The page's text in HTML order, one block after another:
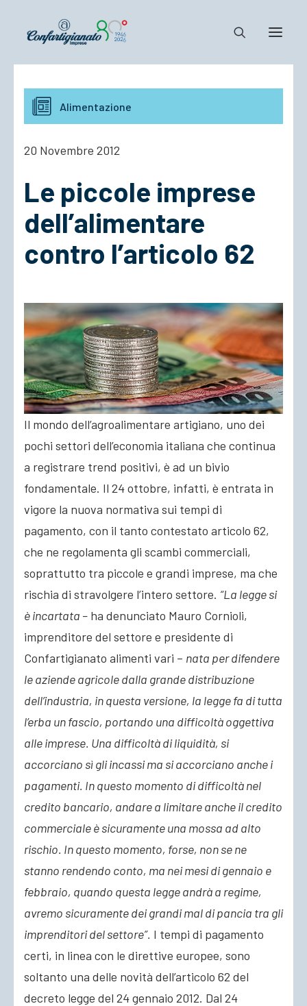
Notizie e Documenti
Confartigianato
Cosa Facciamo
Associarsi
ACCEDI
Alimentazione
20 Novembre 2012
Le piccole imprese
dell’alimentare
contro l’articolo 62
Il mondo dell’agroalimentare artigiano, uno dei
pochi settori dell’economia italiana che continua
a registrare trend positivi, è ad un bivio
fondamentale. Il 24 ottobre, infatti, è entrata in
vigore la nuova normativa sui tempi di
pagamento, con il tanto contestato articolo 62,
che ne regolamenta gli scambi commerciali,
soprattutto tra piccole e grandi imprese, ma che
rischia di stravolgere l’intero settore. “La legge si
è incartata – ha denunciato Mauro Cornioli,
imprenditore del settore e presidente di
Confartigianato alimenti vari – nata per difendere
le aziende agricole dalla grande distribuzione
dell’industria, in questa versione, la legge fa di tutta
l’erba un fascio, portando una difficoltà oggettiva
alle imprese. Una difficoltà di liquidità, si
accorciano sì gli incassi ma si accorciano anche i
pagamenti. In questo momento di difficoltà nel
credito bancario, andare a limitare anche il credito
commerciale è sicuramente una mossa ad alto
rischio. In questo momento, forse, non se ne
stanno rendendo conto, ma nei mesi di gennaio e
febbraio, quando questa legge andrà a regime,
avremo sicuramente dei grandi mal di pancia tra gli
imprenditori del settore”. I tempi di pagamento
certi, in linea con le direttive europee, sono
soltanto una delle novità dell’articolo 62 del
decreto legge del 24 gennaio 2012. Dal 24